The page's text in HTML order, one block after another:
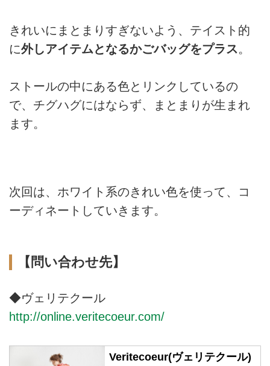
きれいにまとまりすぎないよう、テイスト的
に外しアイテムとなるかごバッグをプラス。
ストールの中にある色とリンクしているの
で、チグハグにはならず、まとまりが生まれ
ます。
次回は、ホワイト系のきれい色を使って、コ
ーディネートしていきます。
【問い合わせ先】
◆ヴェリテクール
http://online.veritecoeur.com/
Veritecoeur(ヴェリテクール)